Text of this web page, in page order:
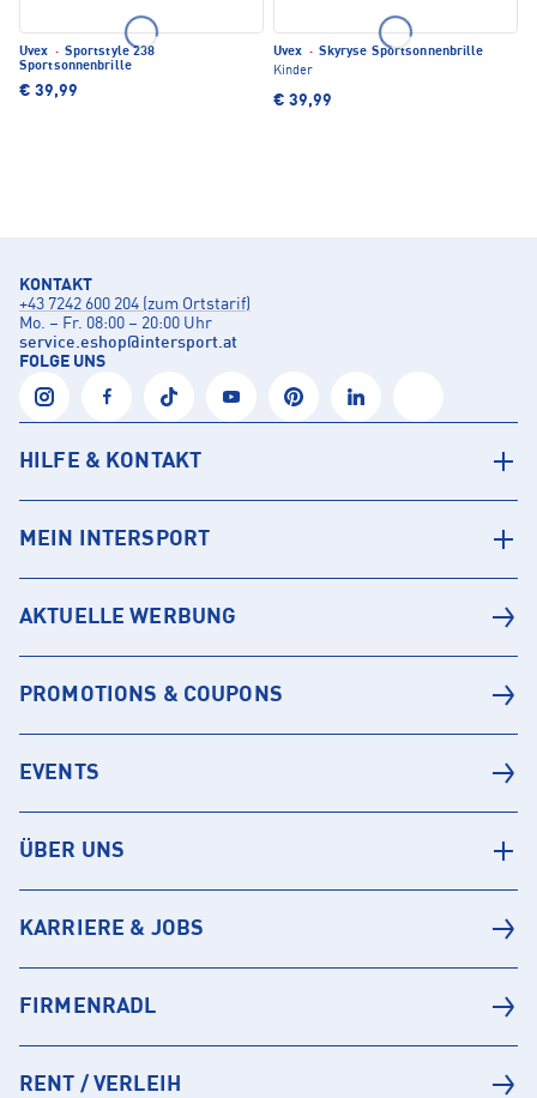
Uvex · Sportstyle 238
Sportsonnenbrille
€ 39,99
Uvex · Skyryse Sportsonnenbrille
Kinder
€ 39,99
KONTAKT
+43 7242 600 204 (zum Ortstarif)
Mo. – Fr. 08:00 – 20:00 Uhr
service.eshop@intersport.at
FOLGE UNS
HILFE & KONTAKT
MEIN INTERSPORT
AKTUELLE WERBUNG
PROMOTIONS & COUPONS
EVENTS
ÜBER UNS
KARRIERE & JOBS
FIRMENRADL
RENT / VERLEIH